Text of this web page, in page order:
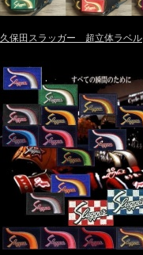
久保田スラッガー 超立体ラベル